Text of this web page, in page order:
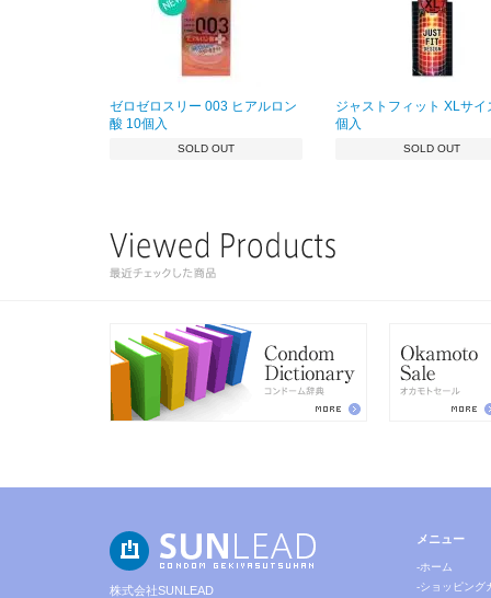
ゼロゼロスリー 003 ヒアルロン
酸 10個入
SOLD OUT
ジャストフィット XLサイ
個入
SOLD OUT
株式会社SUNLEAD
メニュー
-ホーム
-ショッピング